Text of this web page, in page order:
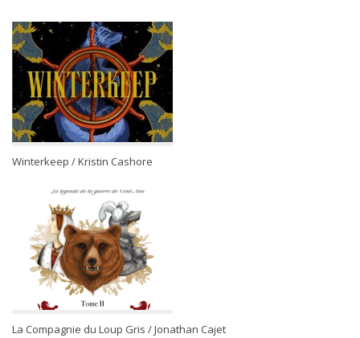
Winterkeep / Kristin Cashore
La Compagnie du Loup Gris / Jonathan Cajet